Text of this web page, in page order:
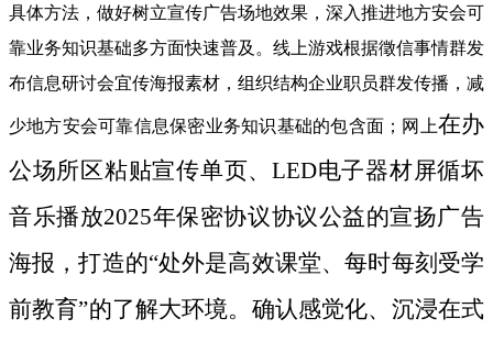
具体方法，做好树立宣传广告场地效果，深入推进地方安会可
靠业务知识基础多方面快速普及。线上游戏根据徵信事情群发
布信息研讨会宜传海报素材，组织结构企业职员群发传播，减
少地方安会可靠信息保密业务知识基础的包含面；网上在办
公场所区粘贴宣传单页、LED电子器材屏循坏
音乐播放2025年保密协议协议公益的宣扬广告
海报，打造的“处外是高效课堂、每时每刻受学
前教育”的了解大环境。确认感觉化、沉浸在式